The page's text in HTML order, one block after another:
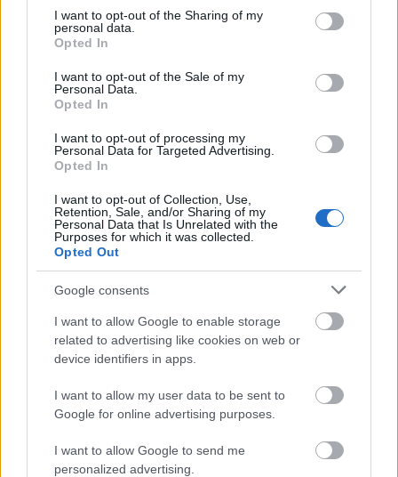
not limited to your visit or usage behaviour. You may click to
grant or deny consent to Google and its third-party tags to
use your data for below specified purposes in below Google
consent section.
I want to opt-out of the Sharing of my
personal data.
Opted In
I want to opt-out of the Sale of my
Personal Data.
Opted In
I want to opt-out of processing my
Personal Data for Targeted Advertising.
Opted In
I want to opt-out of Collection, Use,
Retention, Sale, and/or Sharing of my
Personal Data that Is Unrelated with the
Purposes for which it was collected.
Opted Out
Google consents
I want to allow Google to enable storage
related to advertising like cookies on web or
device identifiers in apps.
I want to allow my user data to be sent to
Google for online advertising purposes.
I want to allow Google to send me
personalized advertising.
Balf, vagyis Farkasd
Írásos emlékben Balf nevét először 1199-ben említik
Farkasdként. Így a település 1999-ben ünnepelte
nyolcszázadik születésnapját. Történt ...